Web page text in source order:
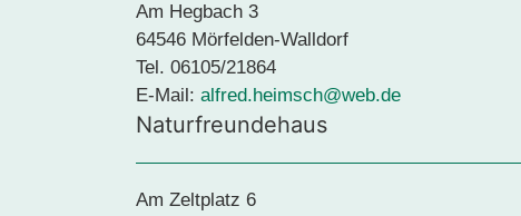
Am Hegbach 3
64546 Mörfelden-Walldorf
Tel. 06105/21864
E-Mail: alfred.heimsch@web.de
Naturfreundehaus
Am Zelt­platz 6